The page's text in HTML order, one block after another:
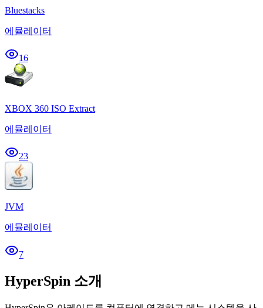
Bluestacks
에뮬레이터
16
XBOX 360 ISO Extract
에뮬레이터
23
JVM
에뮬레이터
7
HyperSpin 소개